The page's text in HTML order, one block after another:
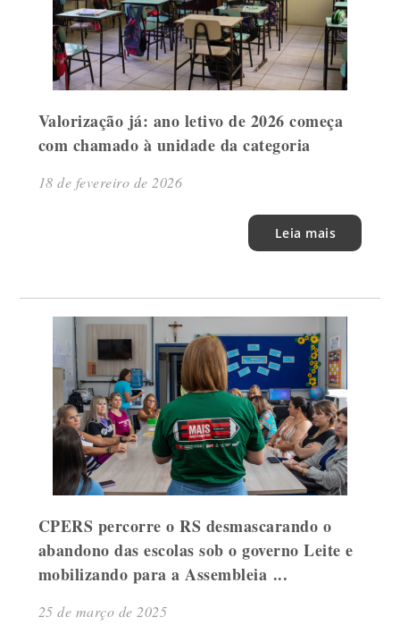
Valorização já: ano letivo de 2026 começa
com chamado à unidade da categoria
18 de fevereiro de 2026
Leia mais
CPERS percorre o RS desmascarando o
abandono das escolas sob o governo Leite e
mobilizando para a Assembleia ...
25 de março de 2025